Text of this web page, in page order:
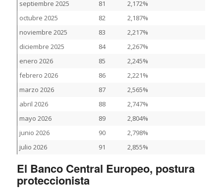
septiembre 2025
81
2,172%
octubre 2025
82
2,187%
noviembre 2025
83
2,217%
diciembre 2025
84
2,267%
enero 2026
85
2,245%
febrero 2026
86
2,221%
marzo 2026
87
2,565%
abril 2026
88
2,747%
mayo 2026
89
2,804%
junio 2026
90
2,798%
julio 2026
91 2,855%
El Banco Central Europeo, postura
proteccionista